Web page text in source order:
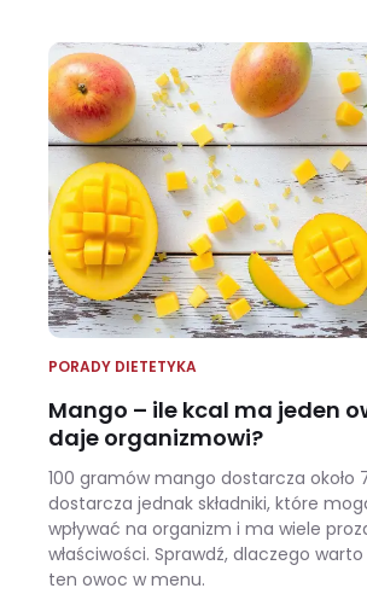
PORADY DIETETYKA
Mango – ile kcal ma jeden
daje organizmowi?
100 gramów mango dostarcza około
dostarcza jednak składniki, które
wpływać na organizm i ma wiele
właściwości. Sprawdź, dlaczego
ten owoc w menu.